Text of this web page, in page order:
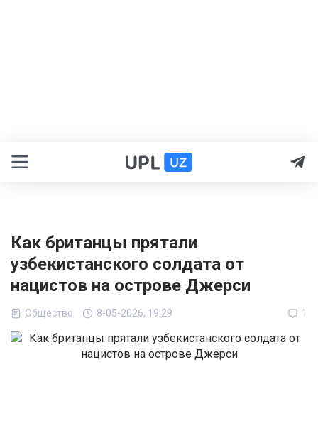
Как британцы прятали
узбекистанского солдата от
нацистов на острове Джерси
Общество 8-05-2026, 19:29 1